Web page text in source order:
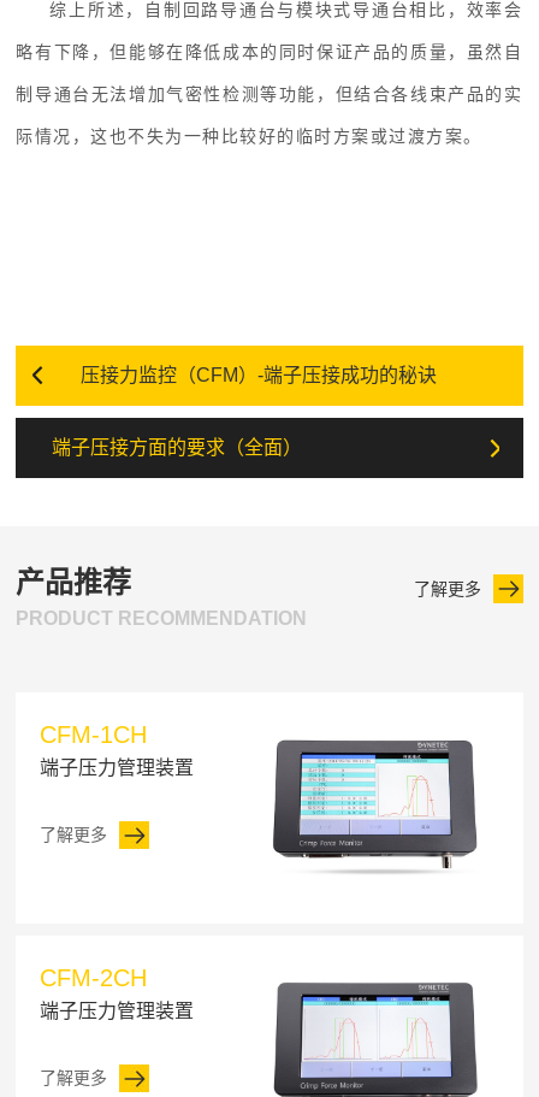
综上所述，自制回路导通台与模块式导通台相比，效率会
略有下降，但能够在降低成本的同时保证产品的质量，虽然自
制导通台无法增加气密性检测等功能，但结合各线束产品的实
际情况，这也不失为一种比较好的临时方案或过渡方案。
压接力监控（CFM）-端子压接成功的秘诀
端子压接方面的要求（全面）
产品推荐
PRODUCT RECOMMENDATION
了解更多
CFM-1CH
端子压力管理装置
了解更多
CFM-2CH
端子压力管理装置
了解更多